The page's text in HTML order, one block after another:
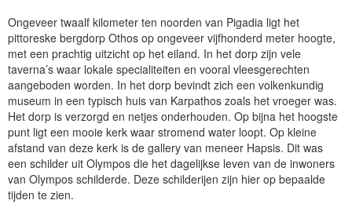
Ongeveer twaalf kilometer ten noorden van Pigadia ligt het
pittoreske bergdorp Othos op ongeveer vijfhonderd meter hoogte,
met een prachtig uitzicht op het eiland. In het dorp zijn vele
taverna’s waar lokale specialiteiten en vooral vleesgerechten
aangeboden worden. In het dorp bevindt zich een volkenkundig
museum in een typisch huis van Karpathos zoals het vroeger was.
Het dorp is verzorgd en netjes onderhouden. Op bijna het hoogste
punt ligt een mooie kerk waar stromend water loopt. Op kleine
afstand van deze kerk is de gallery van meneer Hapsis. Dit was
een schilder uit Olympos die het dagelijkse leven van de inwoners
van Olympos schilderde. Deze schilderijen zijn hier op bepaalde
tijden te zien.